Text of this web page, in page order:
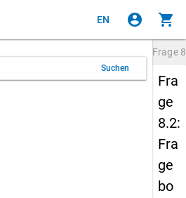
EN account_circle shopping_cart
Suchen
Frage
Fra
ge
8.2:
Fra
ge
bo